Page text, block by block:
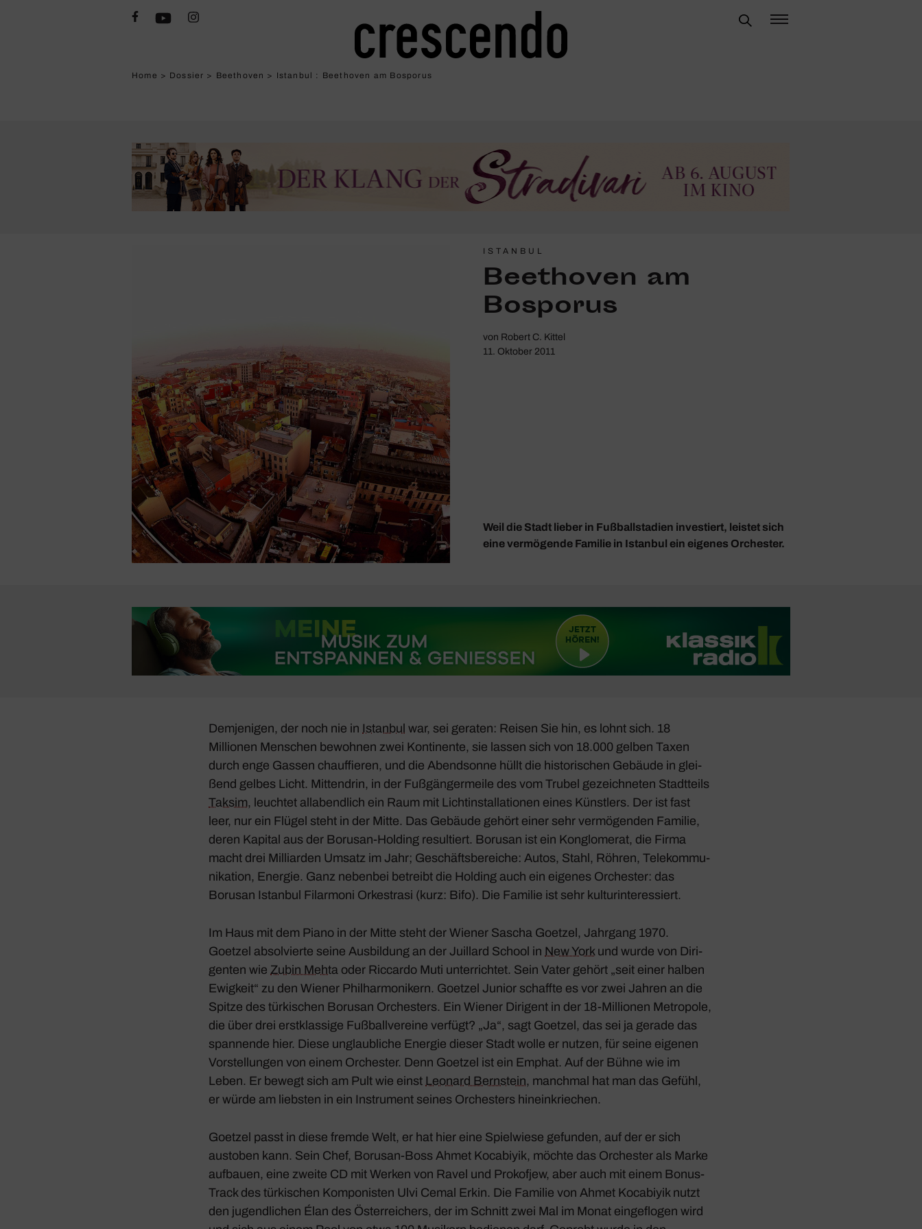
Home > Dossier > Beethoven > Istanbul : Beet­hoven am Bosporus
ISTANBUL
Beet­hoven am
Bosporus
von Robert C. Kittel
11. Oktober 2011
Weil die Stadt lieber in Fußballstadien investiert, leistet sich
eine vermögende Familie in Istanbul ein eigenes Orchester.
Demje­nigen, der noch nie in Istanbul war, sei geraten: Reisen Sie hin, es lohnt sich. 18
Millionen Menschen bewohnen zwei Konti­nente, sie lassen sich von 18.000 gelben Taxen
durch enge Gassen chauf­fieren, und die Abend­sonne hüllt die histo­ri­schen Gebäude in glei­
ßend gelbes Licht. Mitten­drin, in der Fußgänger­meile des vom Trubel gezeich­neten Stadt­teils
Taksim, leuchtet allabend­lich ein Raum mit Licht­in­stal­la­tionen eines Künst­lers. Der ist fast
leer, nur ein Flügel steht in der Mitte. Das Gebäude gehört einer sehr vermö­genden Familie,
deren Kapital aus der Borusan-Holding resul­tiert. Borusan ist ein Konglo­merat, die Firma
macht drei Milli­arden Umsatz im Jahr; Geschäfts­be­reiche: Autos, Stahl, Röhren, Tele­kom­mu­
ni­ka­tion, Energie. Ganz nebenbei betreibt die Holding auch ein eigenes Orchester: das
Borusan Istanbul Filar­moni Orkestrasi (kurz: Bifo). Die Familie ist sehr kultur­in­ter­es­siert.
Im Haus mit dem Piano in der Mitte steht der Wiener Sascha Goetzel, Jahr­gang 1970.
Goetzel absol­vierte seine Ausbil­dung an der Juil­lard School in New York und wurde von Diri­
genten wie Zubin Mehta oder Riccardo­ Muti unter­richtet. Sein Vater gehört „seit einer halben
Ewig­keit“ zu den Wiener Phil­har­mo­ni­kern. Goetzel Junior schaffte es vor zwei Jahren an die
Spitze des türki­schen Borusan Orches­ters. Ein Wiener Diri­gent in der 18-Millionen Metro­pole,
die über drei erst­klas­sige Fußball­ver­eine verfügt? „Ja“, sagt Goetzel, das sei ja gerade das
span­nende hier. Diese unglaub­liche Energie dieser Stadt wolle er nutzen, für seine eigenen
Vorstel­lungen von einem Orchester. Denn Goetzel ist ein Emphat. Auf der Bühne wie im
Leben. Er bewegt sich am Pult wie einst Leonard Bern­stein, manchmal hat man das Gefühl,
er würde am liebsten in ein Instru­ment seines Orches­ters hinein­krie­chen.
Goetzel passt in diese fremde Welt, er hat hier eine Spiel­wiese gefunden, auf der er sich
austoben kann. Sein Chef, Borusan-Boss Ahmet Koca­biyik, möchte das Orchester als Marke
aufbauen, eine zweite CD mit Werken von Ravel und Prokofjew, aber auch mit einem Bonus-
Track des türki­schen Kompo­nisten Ulvi Cemal Erkin. Die Familie von Ahmet Koca­biyik nutzt
den jugend­li­chen Élan des Öster­rei­chers, der im Schnitt zwei Mal im Monat einge­flogen wird